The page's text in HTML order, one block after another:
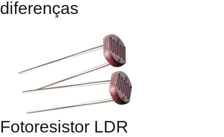
diferenças
Fotoresistor LDR